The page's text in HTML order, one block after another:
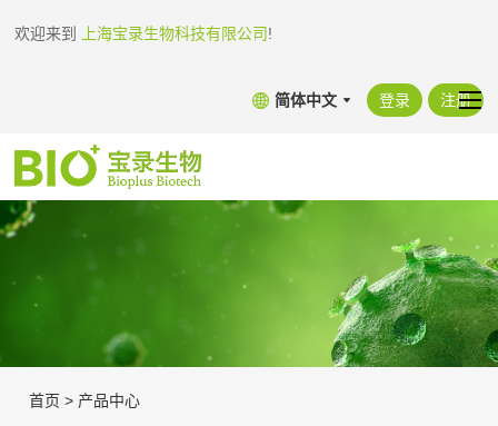
欢迎来到 上海宝录生物科技有限公司!
简体中文 登录 注册
首页 > 产品中心